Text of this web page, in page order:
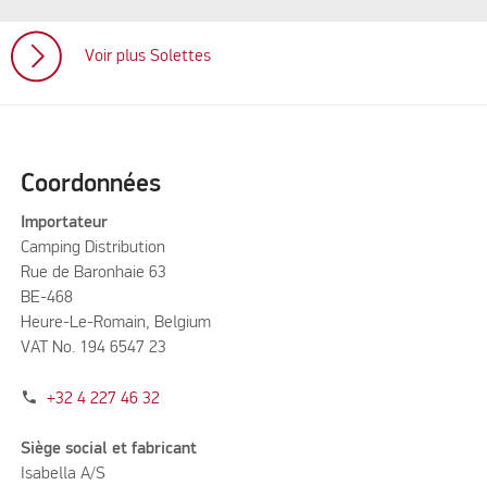
Voir plus Solettes
Coordonnées
Importateur
Camping Distribution
Rue de Baronhaie 63
BE-468
Heure-Le-Romain, Belgium
VAT No. 194 6547 23
phone +32 4 227 46 32
Siège social et fabricant
Isabella A/S